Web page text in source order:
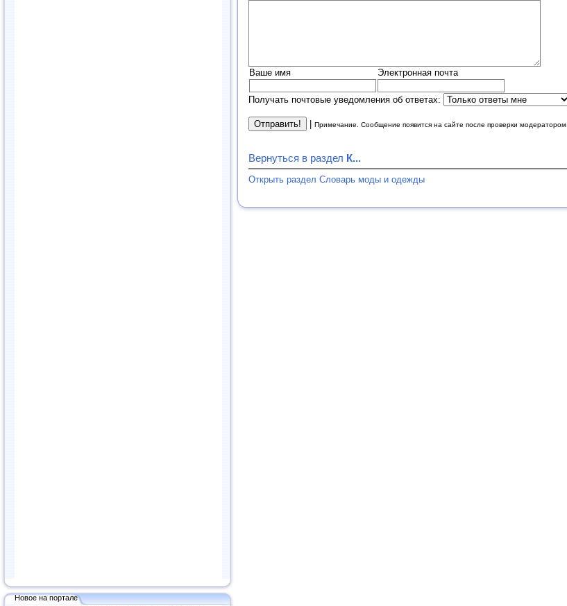
Новое на портале
Ваше имя Электронная почта
Получать почтовые уведомления об ответах:
Примечание. Сообщение появится на сайте после проверки модератором.
Вернуться в раздел К...
Открыть раздел Словарь моды и одежды